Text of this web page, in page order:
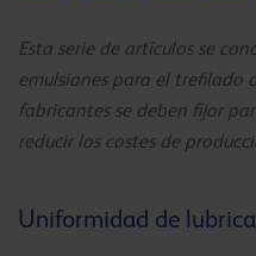
Esta serie de artículos se
emulsiones para el trefilado
fabricantes se deben fijar
reducir los costes de
Uniformidad de